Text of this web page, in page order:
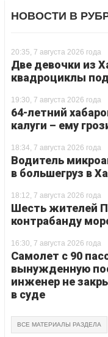
НОВОСТИ В
20:35, 7 августа 2026 года
Две девочки из
квадроциклы
19:30, 7 августа 2026 года
64-летний
калуги – ему
18:34, 7 августа 2026 года
Водитель
в большегруз в
18:12, 7 августа 2026 года
Шесть жителей
контрабанду
16:30, 7 августа 2026 года
Самолет с 90
вынужденную
инженер не
в суде
ВСЕ МАТЕРИАЛЫ РАЗДЕЛА